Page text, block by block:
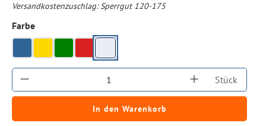
Versandkostenzuschlag:Sperrgut 120-175
Farbeauswählen
Produkt Anzahl: Gib den gewünschten
Stück
In den Warenkorb